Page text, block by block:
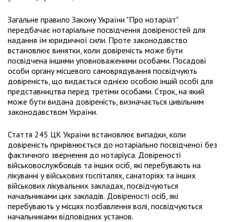
Загальне правило Закону України "Про нотаріат"
передбачає нотаріальне посвідчення довіреностей для
надання їм юридичної сили. Проте законодавство
встановлює винятки, коли довіреність може бути
посвідчена іншими уповноваженими особами. Посадові
особи органу місцевого самоврядування посвідчують
довіреність, що видається однією особою іншій особі для
представництва перед третіми особами. Строк, на який
може бути видана довіреність, визначається цивільним
законодавством України.
Стаття 245 ЦК України встановлює випадки, коли
довіреність прирівнюється до нотаріально посвідченої без
фактичного звернення до нотаріуса. Довіреності
військовослужбовців та інших осіб, які перебувають на
лікуванні у військових госпіталях, санаторіях та інших
військових лікувальних закладах, посвідчуються
начальниками цих закладів. Довіреності осіб, які
перебувають у місцях позбавлення волі, посвідчуються
начальниками відповідних установ.